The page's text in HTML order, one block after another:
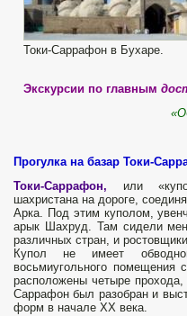
Токи-Саррафон в Бухаре.
Экскурсии по главным
Прогулка на базар Токи-
Токи-Саррафон, или
шахристана на дороге,
Арка. Под этим куполом,
арык Шахруд. Там сидели
различных стран, и
Купол не имеет
восьмиугольного помещения
расположены четыре
Саррафон был разобран и
форм в начале XX века.